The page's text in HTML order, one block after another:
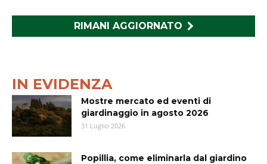
RIMANI AGGIORNATO
IN EVIDENZA
Mostre mercato ed eventi di
giardinaggio in agosto 2026
31 Luglio 2026
Popillia, come eliminarla dal giardino